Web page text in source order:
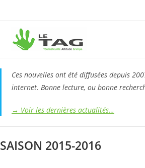
Ces nouvelles ont été diffusées depuis
internet. Bonne lecture, ou bonne
→ Voir les dernières actualités…
SAISON 2015-2016